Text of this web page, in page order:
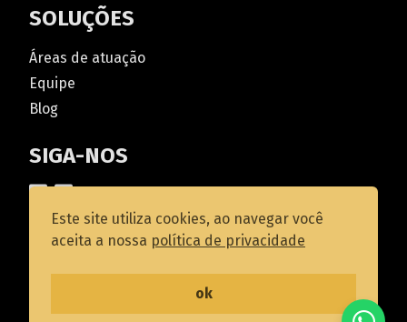
SOLUÇÕES
Áreas de atuação
Equipe
Blog
SIGA-NOS
Este site utiliza cookies, ao navegar você
aceita a nossa política de privacidade
ok